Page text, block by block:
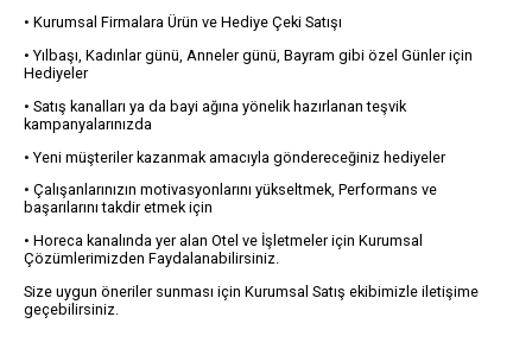
• Kurumsal Firmalara Ürün ve Hediye Çeki Satışı
• Yılbaşı, Kadınlar günü, Anneler günü, Bayram gibi özel Günler için
Hediyeler
• Satış kanalları ya da bayi ağına yönelik hazırlanan teşvik
kampanyalarınızda
• Yeni müşteriler kazanmak amacıyla göndereceğiniz hediyeler
• Çalışanlarınızın motivasyonlarını yükseltmek, Performans ve
başarılarını takdir etmek için
• Horeca kanalında yer alan Otel ve İşletmeler için Kurumsal
Çözümlerimizden Faydalanabilirsiniz.
Size uygun öneriler sunması için Kurumsal Satış ekibimizle iletişime
geçebilirsiniz.